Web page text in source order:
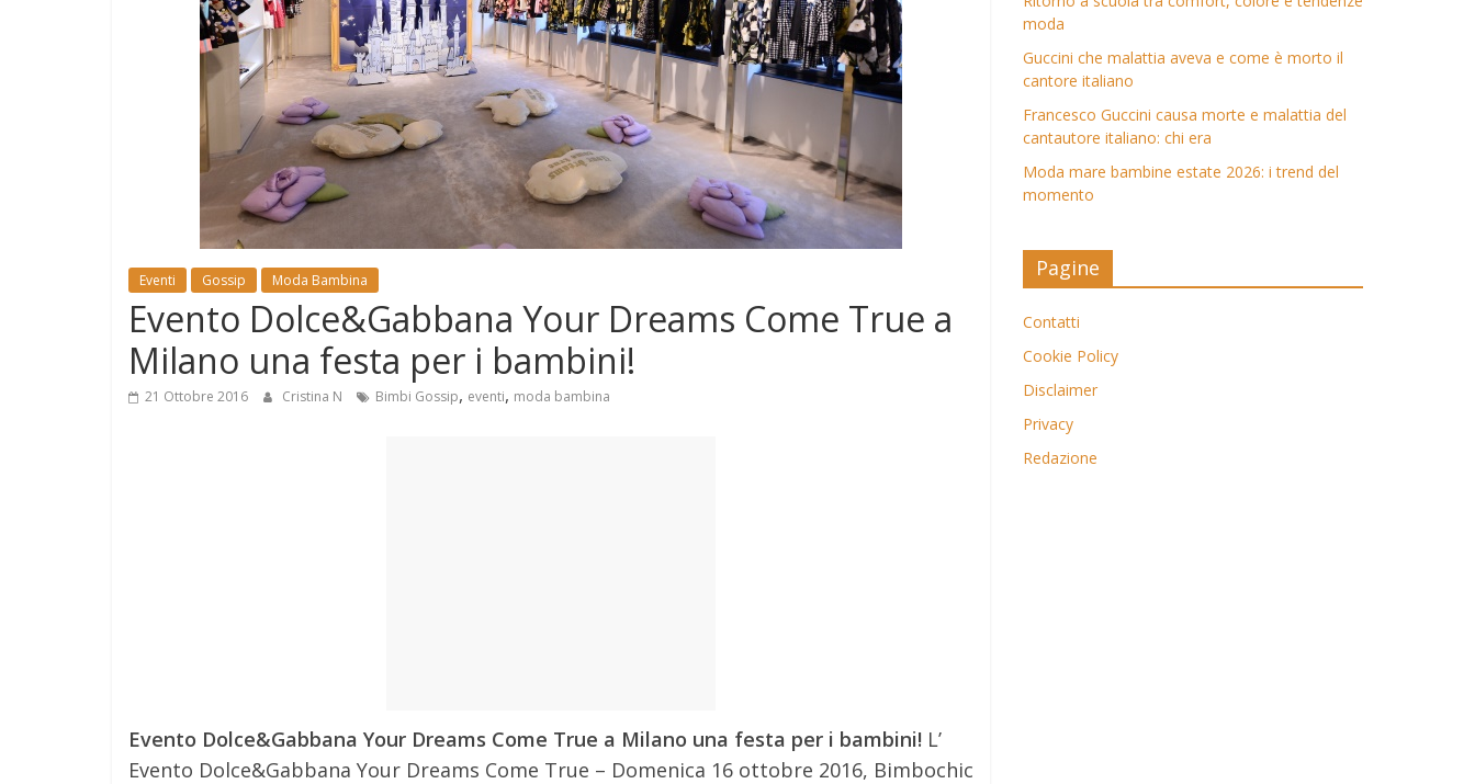
Eventi Gossip Moda Bambina
Evento Dolce&Gabbana Your Dreams Come True a
Milano una festa per i bambini!
21 Ottobre 2016 Cristina N Bimbi Gossip, eventi, moda bambina
Evento Dolce&Gabbana Your Dreams Come True a Milano una festa per i bambini! L’
Evento Dolce&Gabbana Your Dreams Come True – Domenica 16 ottobre 2016, Bimbochic
moda
Guccini che malattia aveva e come è morto il
cantore italiano
Francesco Guccini causa morte e malattia del
cantautore italiano: chi era
Moda mare bambine estate 2026: i trend del
momento
Pagine
Contatti
Cookie Policy
Disclaimer
Privacy
Redazione